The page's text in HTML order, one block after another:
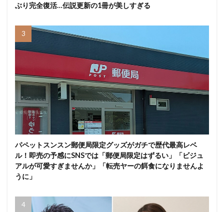
ぶり完全復活…伝説更新の1冊が美しすぎる
パペットスンスン郵便局限定グッズがガチで歴代最高レベ
ル！即売の予感にSNSでは「郵便局限定はずるい」「ビジュ
アルが可愛すぎませんか」「転売ヤーの餌食になりませんよ
うに」